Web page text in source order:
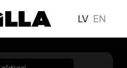
LV EN